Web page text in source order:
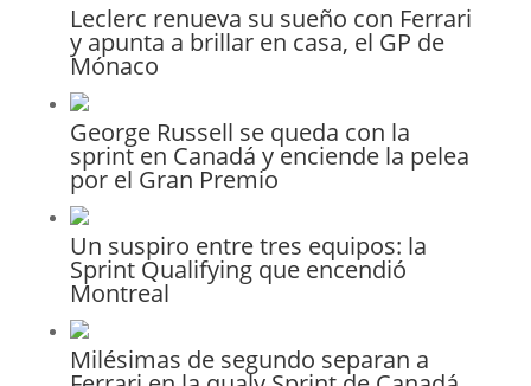
Leclerc renueva su sueño con Ferrari
y apunta a brillar en casa, el GP de
Mónaco
George Russell se queda con la
sprint en Canadá y enciende la pelea
por el Gran Premio
Un suspiro entre tres equipos: la
Sprint Qualifying que encendió
Montreal
Milésimas de segundo separan a